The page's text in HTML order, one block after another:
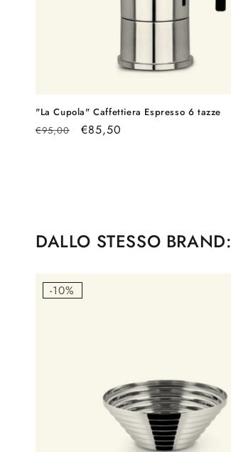
"La Cupola" Caffettiera Espresso 6 tazze
Prezzo
€95,00
Prezzo
€85,50
DALLO STESSO BRAND:
-10%